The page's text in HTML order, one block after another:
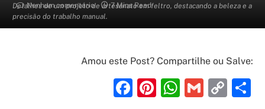
Detalhes de um projeto de artesanato em feltro, destacando a beleza e a
precisão do trabalho manual.
Nenhum comentário
7 Mins Read
Amou este Post? Compartilhe ou Salve:
Facebook
Pinterest
Gmail